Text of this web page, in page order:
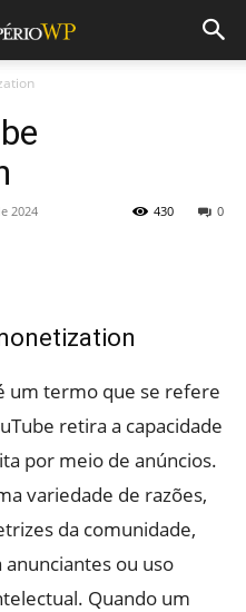
2024 0
430
um termo que se refere
retira a capacidade
por meio de anúncios.
variedade de razões,
da comunidade,
ou uso
Quando um